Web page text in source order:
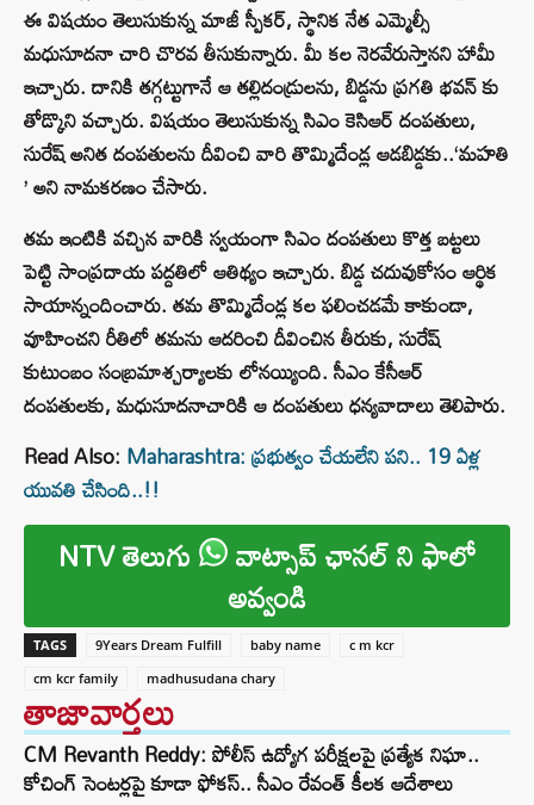
ఈ విషయం తెలుసుకున్న మాజీ స్పీకర్, స్థానిక నేత ఎమ్మెల్సీ
మధుసూదనా చారి చొరవ తీసుకున్నారు. మీ కల నెరవేరుస్తానని హామీ
ఇచ్చారు. దానికి తగ్గట్టుగానే ఆ తల్లిదండ్రులను, బిడ్డను ప్రగతి భవన్ కు
తోడ్కొని వచ్చారు. విషయం తెలుసుకున్న సిఎం కెసిఆర్ దంపతులు,
సురేష్ అనిత దంపతులను దీవించి వారి తొమ్మిదేండ్ల ఆడబిడ్డకు..‘మహతి
’ అని నామకరణం చేసారు.
తమ ఇంటికి వచ్చిన వారికి స్వయంగా సిఎం దంపతులు కొత్త బట్టలు
పెట్టి సాంప్రదాయ పద్దతిలో ఆతిథ్యం ఇచ్చారు. బిడ్డ చదువుకోసం ఆర్థిక
సాయాన్నందించారు. తమ తొమ్మిదేండ్ల కల ఫలించడమే కాకుండా,
వూహించని రీతిలో తమను ఆదరించి దీవించిన తీరుకు, సురేష్
కుటుంబం సంబ్రమాశ్చర్యాలకు లోనయ్యింది. సీఎం కేసీఆర్
దంపతులకు, మధుసూదనాచారికి ఆ దంపతులు ధన్యవాదాలు తెలిపారు.
Read Also: Maharashtra: ప్రభుత్వం చేయలేని పని.. 19 ఏళ్ల
యువతి చేసింది..!!
NTV తెలుగు వాట్సాప్ ఛానల్ ని ఫాలో
అవ్వండి
TAGS 9Years Dream Fulfill baby name
c m kcr
cm kcr family
madhusudana chary
తాజావార్తలు
CM Revanth Reddy: పోలీస్ ఉద్యోగ పరీక్షలపై ప్రత్యేక నిఘా..
కోచింగ్ సెంటర్లపై కూడా ఫోకస్.. సీఎం రేవంత్ కీలక ఆదేశాలు